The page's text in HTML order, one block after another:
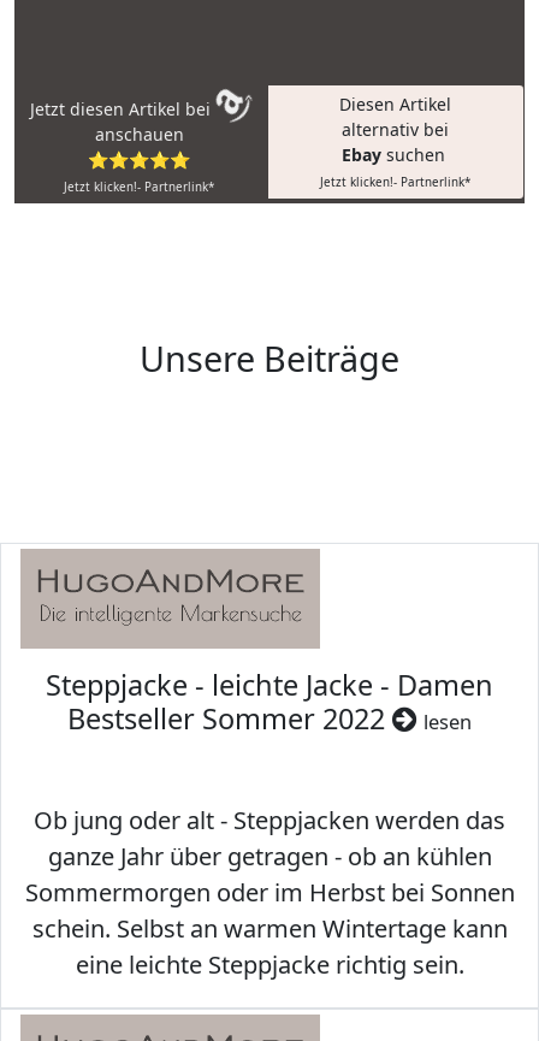
Jetzt diesen Artikel bei
anschauen
⭐⭐⭐⭐⭐
Jetzt klicken!- Partnerlink*
Diesen Artikel
alternativ bei
Ebay suchen
Jetzt klicken!- Partnerlink*
Unsere Beiträge
Steppjacke - leichte Jacke - Damen
Bestseller Sommer 2022
lesen
Ob jung oder alt - Steppjacken werden das
ganze Jahr über getragen - ob an kühlen
Sommermorgen oder im Herbst bei Sonnen
schein. Selbst an warmen Wintertage kann
eine leichte Steppjacke richtig sein.